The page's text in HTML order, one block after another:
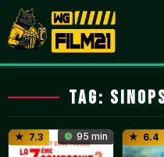
Loncat
ke
konten
Tag:
7.3 95 min 6.4